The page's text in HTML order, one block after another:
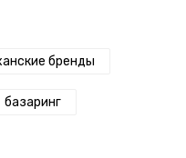
бренды
базаринг